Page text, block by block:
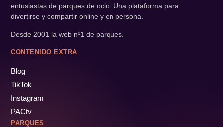
entusiastas de parques de ocio. Una plataforma para
divertirse y compartir online y en persona.
Desde 2001 la web nº1 de parques.
CONTENIDO EXTRA
Blog
TikTok
Instagram
PACtv
PARQUES